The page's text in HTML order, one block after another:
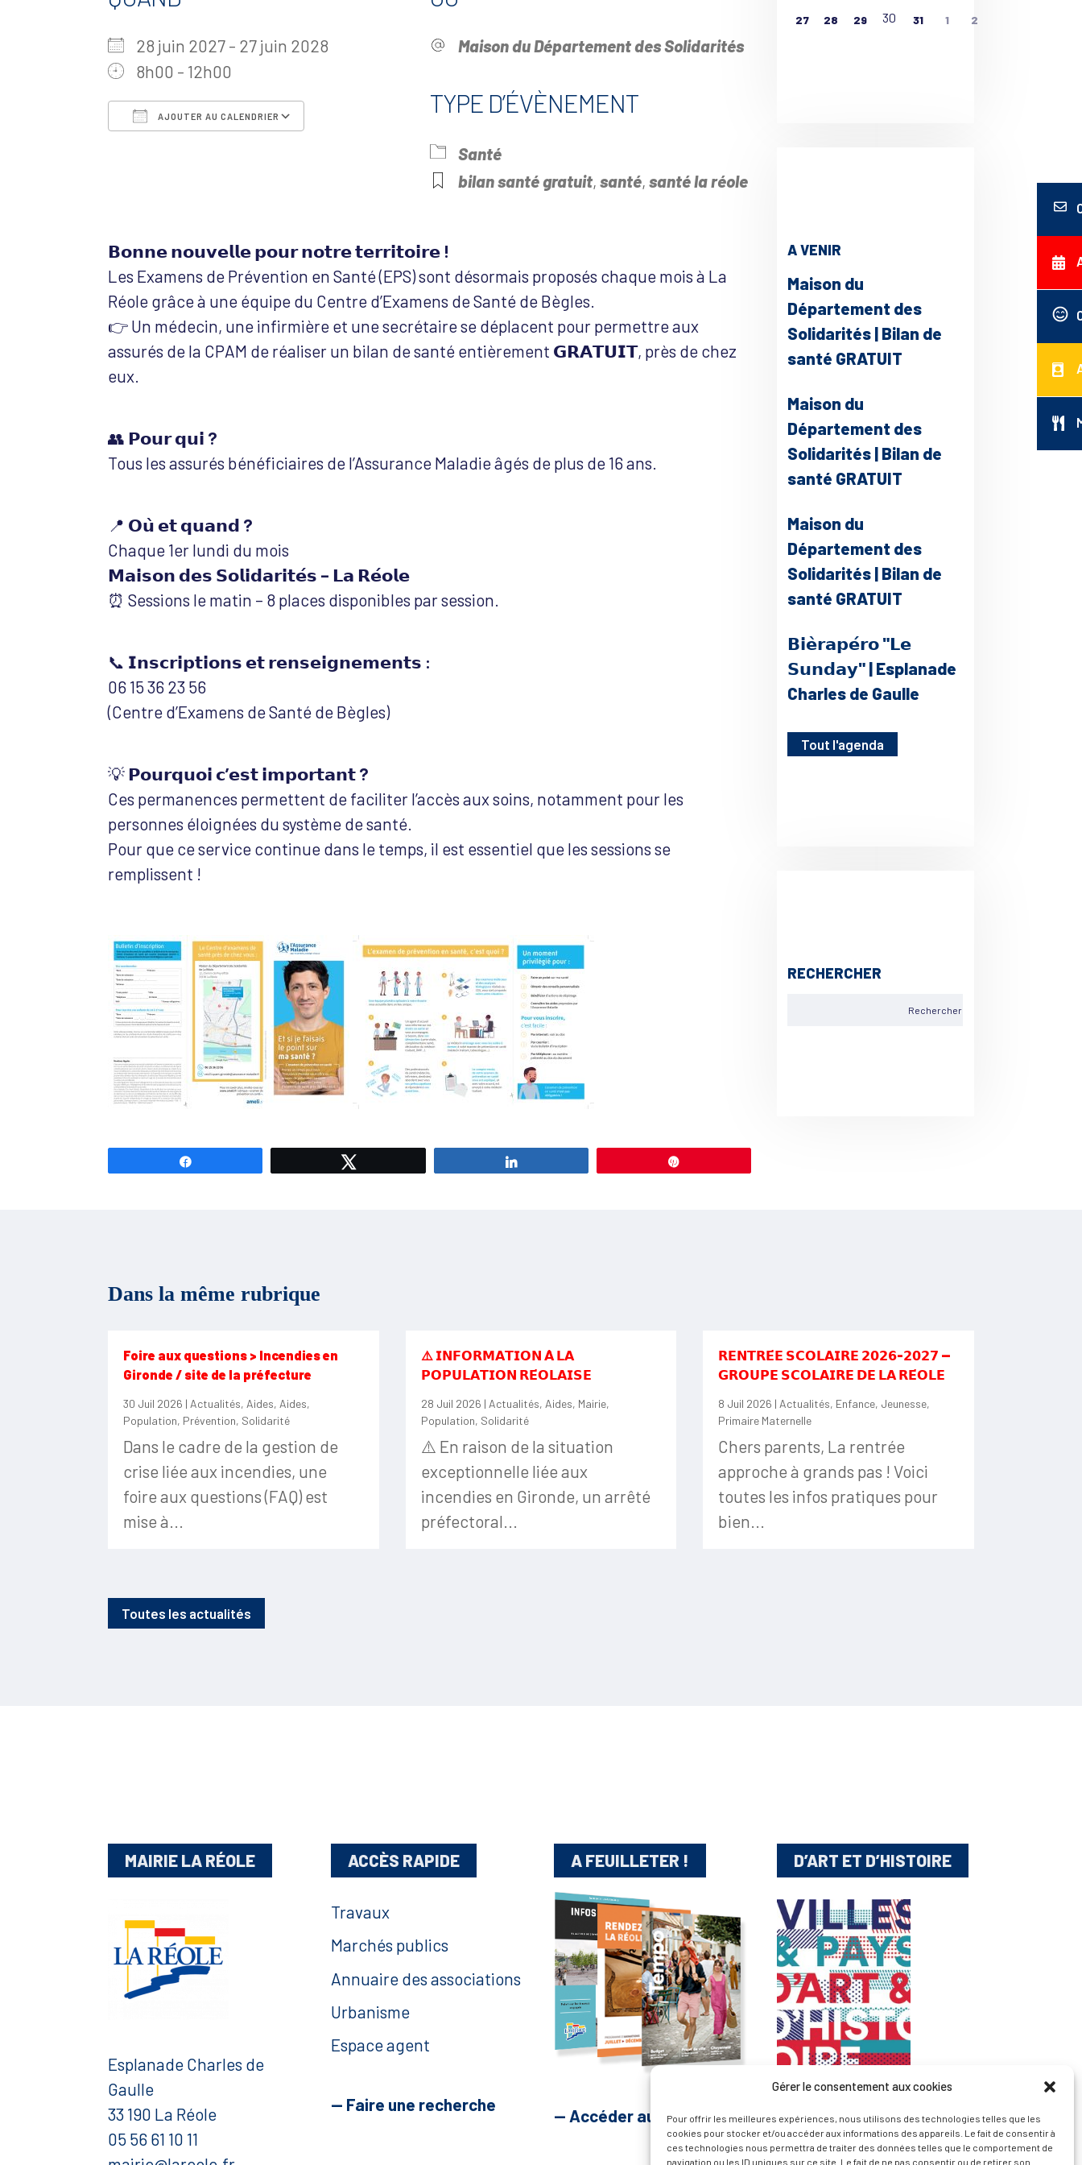
Gérer le consentement aux cookies
Pour offrir les meilleures expériences, nous utilisons des technologies telles que les
cookies pour stocker et/ou accéder aux informations des appareils. Le fait de consentir à
ces technologies nous permettra de traiter des données telles que le comportement de
navigation ou les ID uniques sur ce site. Le fait de ne pas consentir ou de retirer son
28 juin 2027 - 27 juin 2028
8h00 - 12h00
AJOUTER AU CALENDRIER
Calendrier Google
Maison du Département des Solidarités
TYPE D’ÉVÈNEMENT
Santé
bilan santé gratuit, santé, santé la réole
𝗕𝗼𝗻𝗻𝗲 𝗻𝗼𝘂𝘃𝗲𝗹𝗹𝗲 𝗽𝗼𝘂𝗿 𝗻𝗼𝘁𝗿𝗲 𝘁𝗲𝗿𝗿𝗶𝘁𝗼𝗶𝗿𝗲 !
Les Examens de Prévention en Santé (EPS) sont désormais proposés chaque mois à La
Réole grâce à une équipe du Centre d’Examens de Santé de Bègles.
👉 Un médecin, une infirmière et une secrétaire se déplacent pour permettre aux
assurés de la CPAM de réaliser un bilan de santé entièrement 𝗚𝗥𝗔𝗧𝗨𝗜𝗧, près de chez
eux.
👥 𝗣𝗼𝘂𝗿 𝗾𝘂𝗶 ?
Tous les assurés bénéficiaires de l’Assurance Maladie âgés de plus de 16 ans.
📍 𝗢𝘂̀ 𝗲𝘁 𝗾𝘂𝗮𝗻𝗱 ?
Chaque 1er lundi du mois
𝗠𝗮𝗶𝘀𝗼𝗻 𝗱𝗲𝘀 𝗦𝗼𝗹𝗶𝗱𝗮𝗿𝗶𝘁𝗲́𝘀 – 𝗟𝗮 𝗥𝗲́𝗼𝗹𝗲
⏰ Sessions le matin – 8 places disponibles par session.
📞 𝗜𝗻𝘀𝗰𝗿𝗶𝗽𝘁𝗶𝗼𝗻𝘀 𝗲𝘁 𝗿𝗲𝗻𝘀𝗲𝗶𝗴𝗻𝗲𝗺𝗲𝗻𝘁𝘀 :
06 15 36 23 56
(Centre d’Examens de Santé de Bègles)
💡 𝗣𝗼𝘂𝗿𝗾𝘂𝗼𝗶 𝗰’𝗲𝘀𝘁 𝗶𝗺𝗽𝗼𝗿𝘁𝗮𝗻𝘁 ?
Ces permanences permettent de faciliter l’accès aux soins, notamment pour les
personnes éloignées du système de santé.
Pour que ce service continue dans le temps, il est essentiel que les sessions se
remplissent !
27 28 29 30 31 1 2
A VENIR
Maison du
Département des
Solidarités | Bilan de
santé GRATUIT
Maison du
Département des
Solidarités | Bilan de
santé GRATUIT
Maison du
Département des
Solidarités | Bilan de
santé GRATUIT
𝗕𝗶𝗲̀𝗿𝗮𝗽𝗲́𝗿𝗼 "𝗟𝗲
𝗦𝘂𝗻𝗱𝗮𝘆" | Esplanade
Charles de Gaulle
Tout l'agenda
RECHERCHER
Dans la même rubrique
Foire aux questions > Incendies en
Gironde / site de la préfecture
30 Juil 2026 | Actualités, Aides, Aides,
Population, Prévention, Solidarité
Dans le cadre de la gestion de
crise liée aux incendies, une
foire aux questions (FAQ) est
mise à...
⚠️ 𝗜𝗡𝗙𝗢𝗥𝗠𝗔𝗧𝗜𝗢𝗡 𝗔̀ 𝗟𝗔
𝗣𝗢𝗣𝗨𝗟𝗔𝗧𝗜𝗢𝗡 𝗥𝗘́𝗢𝗟𝗔𝗜𝗦𝗘
28 Juil 2026 | Actualités, Aides, Mairie,
Population, Solidarité
⚠️ En raison de la situation
exceptionnelle liée aux
incendies en Gironde, un arrêté
préfectoral...
𝗥𝗘𝗡𝗧𝗥𝗘́𝗘 𝗦𝗖𝗢𝗟𝗔𝗜𝗥𝗘 𝟮𝟬𝟮𝟲-𝟮𝟬𝟮𝟳 —
𝗚𝗥𝗢𝗨𝗣𝗘 𝗦𝗖𝗢𝗟𝗔𝗜𝗥𝗘 𝗗𝗘 𝗟𝗔 𝗥𝗘́𝗢𝗟𝗘
8 Juil 2026 | Actualités, Enfance, Jeunesse,
Primaire Maternelle
Chers parents, La rentrée
approche à grands pas ! Voici
toutes les infos pratiques pour
bien...
Toutes les actualités
MAIRIE LA RÉOLE
Esplanade Charles de
Gaulle
33 190 La Réole
05 56 61 10 11
ACCÈS RAPIDE
Travaux
Marchés publics
Annuaire des associations
Urbanisme
Espace agent
— Faire une recherche
A FEUILLETER !
— Accéder au kiosque
D’ART ET D’HISTOIRE
— Découvrir et visiter